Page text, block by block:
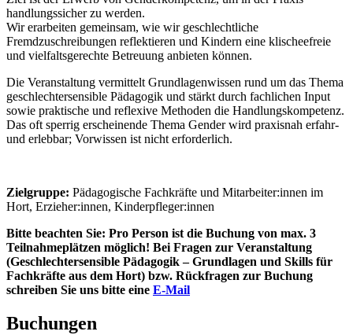
handlungssicher zu werden.
Wir erarbeiten gemeinsam, wie wir geschlechtliche
Fremdzuschreibungen reflektieren und Kindern eine klischeefreie
und vielfaltsgerechte Betreuung anbieten können.
Die Veranstaltung vermittelt Grundlagenwissen rund um das Thema
geschlechtersensible Pädagogik und stärkt durch fachlichen Input
sowie praktische und reflexive Methoden die Handlungskompetenz.
Das oft sperrig erscheinende Thema Gender wird praxisnah erfahr-
und erlebbar; Vorwissen ist nicht erforderlich.
Zielgruppe: Pädagogische Fachkräfte und Mitarbeiter:innen im
Hort, Erzieher:innen, Kinderpfleger:innen
Bitte beachten Sie: Pro Person ist die Buchung von max. 3
Teilnahmeplätzen möglich! Bei Fragen zur Veranstaltung
(Geschlechtersensible Pädagogik – Grundlagen und Skills für
Fachkräfte aus dem Hort) bzw. Rückfragen zur Buchung
schreiben Sie uns bitte eine E-Mail
Buchungen